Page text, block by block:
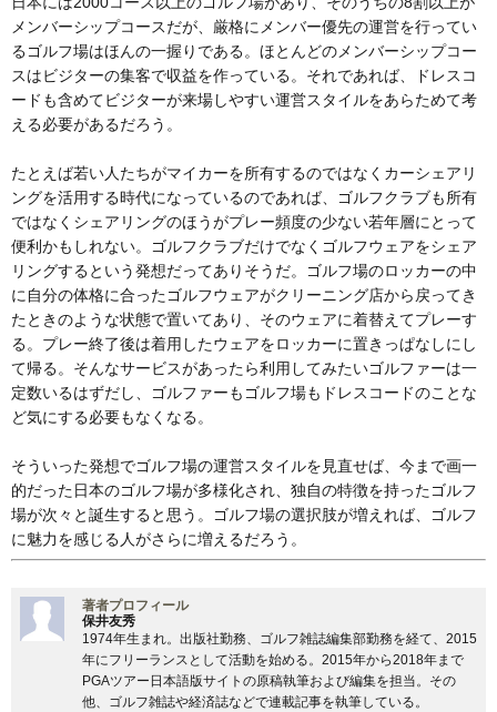
メンバーシップコースだが、厳格にメンバー優先の運営を行ってい
るゴルフ場はほんの一握りである。ほとんどのメンバーシップコー
スはビジターの集客で収益を作っている。それであれば、ドレスコ
ードも含めてビジターが来場しやすい運営スタイルをあらためて考
える必要があるだろう。
たとえば若い人たちがマイカーを所有するのではなくカーシェアリ
ングを活用する時代になっているのであれば、ゴルフクラブも所有
ではなくシェアリングのほうがプレー頻度の少ない若年層にとって
便利かもしれない。ゴルフクラブだけでなくゴルフウェアをシェア
リングするという発想だってありそうだ。ゴルフ場のロッカーの中
に自分の体格に合ったゴルフウェアがクリーニング店から戻ってき
たときのような状態で置いてあり、そのウェアに着替えてプレーす
る。プレー終了後は着用したウェアをロッカーに置きっぱなしにし
て帰る。そんなサービスがあったら利用してみたいゴルファーは一
定数いるはずだし、ゴルファーもゴルフ場もドレスコードのことな
ど気にする必要もなくなる。
そういった発想でゴルフ場の運営スタイルを見直せば、今まで画一
的だった日本のゴルフ場が多様化され、独自の特徴を持ったゴルフ
場が次々と誕生すると思う。ゴルフ場の選択肢が増えれば、ゴルフ
に魅力を感じる人がさらに増えるだろう。
著者プロフィール
保井友秀
1974年生まれ。出版社勤務、ゴルフ雑誌編集部勤務を経て、2015
年にフリーランスとして活動を始める。2015年から2018年まで
PGAツアー日本語版サイトの原稿執筆および編集を担当。その
他、ゴルフ雑誌や経済誌などで連載記事を執筆している。